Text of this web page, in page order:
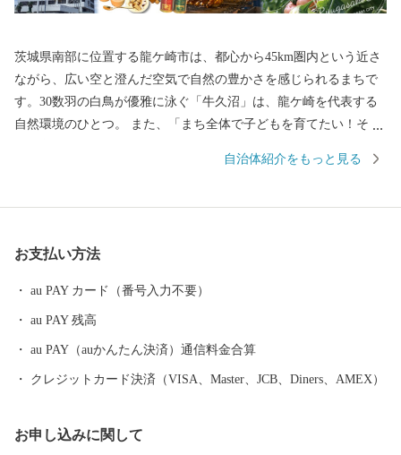
茨城県南部に位置する龍ケ崎市は、都心から45km圏内という近さ
ながら、広い空と澄んだ空気で自然の豊かさを感じられるまちで
す。30数羽の白鳥が優雅に泳ぐ「牛久沼」は、龍ケ崎を代表する
自然環境のひとつ。 また、「まち全体で子どもを育てたい！そし
娠、出産、育児、教育、それぞれのステージに応じたさまざまな
時代もあることから、こだわりの職人が作る老舗の品や、若手職
自治体紹介をもっと見る
お支払い方法
au PAY カード（番号入力不要）
au PAY 残高
au PAY（auかんたん決済）通信料金合算
クレジットカード決済（VISA、Master、JCB、Diners、AMEX）
お申し込みに関して